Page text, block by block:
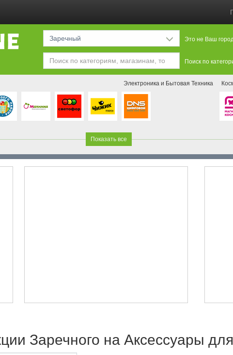
Заречный Это не Ваш
Поиск по
Электроника и Бытовая Техника
Показать все
Заречного на Аксессуары